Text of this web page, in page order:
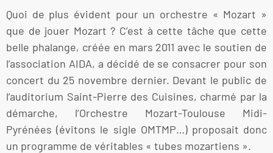
Quoi de plus évident pour un orchestre « Mozart »
que de jouer Mozart ? C’est à cette tâche que cette
belle phalange, créée en mars 2011 avec le soutien de
l’association AIDA, a décidé de se consacrer pour son
concert du 25 novembre dernier. Devant le public de
l’auditorium Saint-Pierre des Cuisines, charmé par la
démarche, l’Orchestre Mozart-Toulouse Midi-
Pyrénées (évitons le sigle OMTMP…) proposait donc
un programme de véritables « tubes mozartiens ».